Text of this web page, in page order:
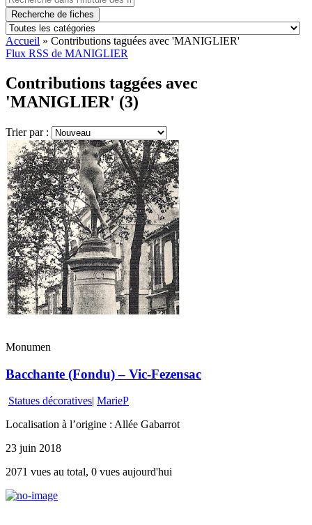
Recherche de fiches
Accueil » Contributions taguées avec 'MANIGLIER'
Flux RSS de MANIGLIER
Contributions taggées avec
'MANIGLIER' (3)
Trier par :
Monumen
Bacchante (Fondu) – Vic-Fezensac
Statues décoratives| MarieP
Localisation à l’origine : Allée Gabarrot
23 juin 2018
2071 vues au total, 0 vues aujourd'hui